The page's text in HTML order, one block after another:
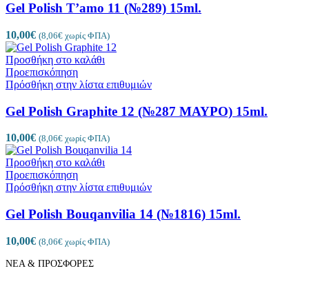
Gel Polish T’amo 11 (№289) 15ml.
10,00€ (8,06€ χωρίς ΦΠΑ)
Προσθήκη στο καλάθι
Προεπισκόπηση
Πρόσθήκη στην λίστα επιθυμιών
Gel Polish Graphite 12 (№287 ΜΑΥΡΟ) 15ml.
10,00€ (8,06€ χωρίς ΦΠΑ)
Προσθήκη στο καλάθι
Προεπισκόπηση
Πρόσθήκη στην λίστα επιθυμιών
Gel Polish Bouqanvilia 14 (№1816) 15ml.
10,00€ (8,06€ χωρίς ΦΠΑ)
ΝΕΑ & ΠΡΟΣΦΟΡΕΣ